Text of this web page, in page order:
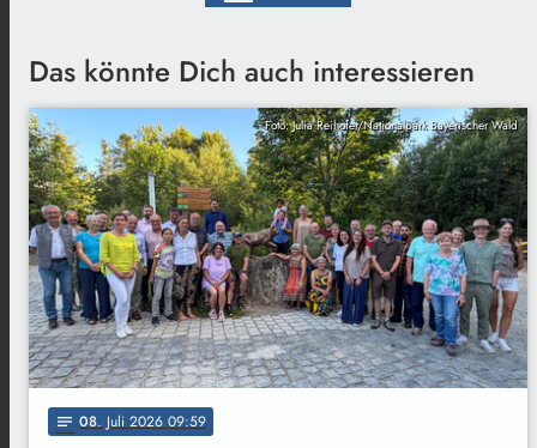
Das könnte Dich auch interessieren
Foto: Julia Reihofer/Nationalpark Bayerischer Wald
notes 08. Juli 2026 09:59